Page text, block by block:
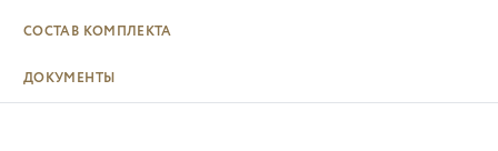
СОСТАВ КОМПЛЕКТА
ДОКУМЕНТЫ